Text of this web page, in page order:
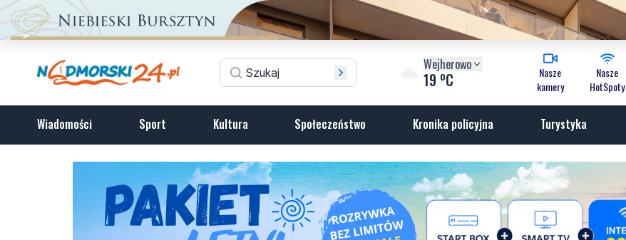
Wejherowo
19 oC
Nasze
kamery
Nasze
HotSpoty
Wiadomości Sport Kultura Społeczeństwo Kronika policyjna Turystyka